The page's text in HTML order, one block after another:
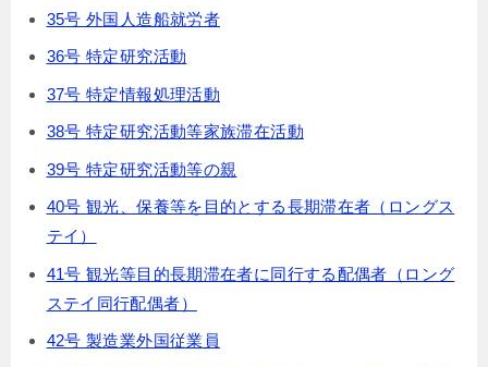
35号 外国人造船就労者
36号 特定研究活動
37号 特定情報処理活動
38号 特定研究活動等家族滞在活動
39号 特定研究活動等の親
40号 観光、保養等を目的とする長期滞在者（ロングス
テイ）
41号 観光等目的長期滞在者に同行する配偶者（ロング
ステイ同行配偶者）
42号 製造業外国従業員